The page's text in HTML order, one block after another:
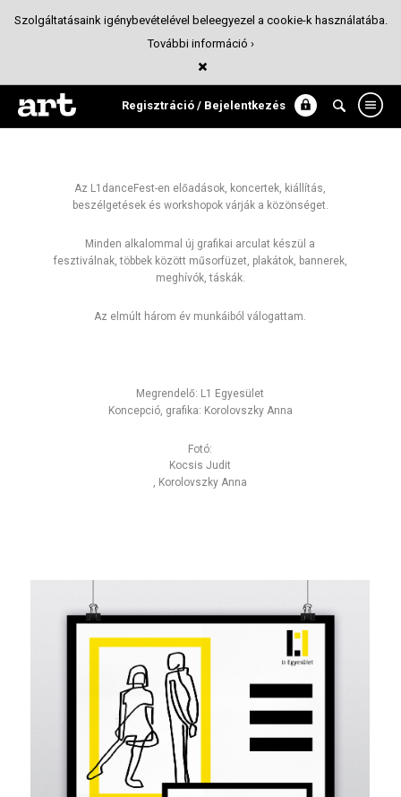
Regisztráció / Bejelentkezés
L1danceFest
Tervezőgrafika
Az L1danceFest-en előadások, koncertek, kiállítás,
beszélgetések és workshopok várják a közönséget.
Minden alkalommal új grafikai arculat készül a
fesztiválnak, többek között műsorfüzet, plakátok, bannerek,
meghívók, táskák.
Az elmúlt három év munkáiból válogattam.
Megrendelő: L1 Egyesület
Koncepció, grafika: Korolovszky Anna
Fotó:
Kocsis Judit
, Korolovszky Anna
Szolgáltatásaink igénybevételével beleegyezel a cookie-k használatába.
További információ ›